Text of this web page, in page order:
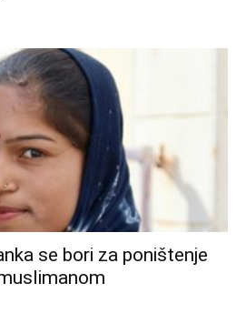
se bori za poništenje